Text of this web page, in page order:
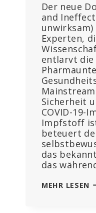
Der neue
and
Experten,
entlarvt die
Sicherheit
COVID-19-
Impfstoff
beteuert
das
das
MEHR LESEN